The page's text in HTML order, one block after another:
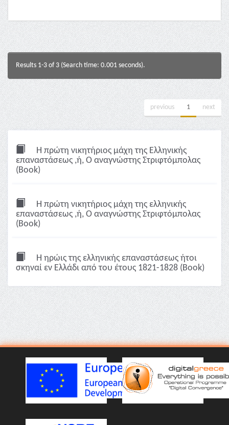
Results 1-3 of 3 (Search time: 0.001 seconds).
previous 1 next
Η πρώτη νικητήριος μάχη της Ελληνικής
επαναστάσεως ,ή, Ο αναγνώστης Στριφτόμπολας
(Book)
Η πρώτη νικητήριος μάχη της ελληνικής
επαναστάσεως ,ή, Ο αναγνώστης Στριφτόμπολας
(Book)
Η ηρώις της ελληνικής επαναστάσεως ήτοι
σκηναί εν Ελλάδι από του έτους 1821-1828 (Book)